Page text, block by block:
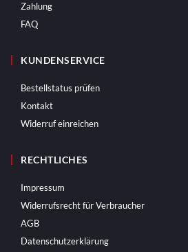
Zahlung
FAQ
KUNDENSERVICE
Bestellstatus prüfen
Kontakt
Widerruf einreichen
RECHTLICHES
Impressum
Widerrufsrecht für Verbraucher
AGB
Datenschutzerklärung